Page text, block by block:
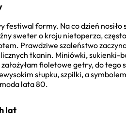
formy. Na co dzień nosiło
sweter o kroju nietoperza,
Prawdziwe szaleństwo
tkanin. Miniówki, sukienki-
fioletowe getry, do tego
słupku, szpilki, a
lata 80.
lat